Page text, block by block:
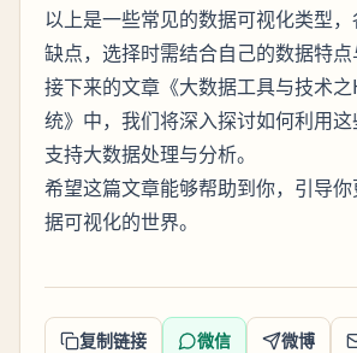
以上是一些常见的数据可视化类型
缺点，选择时需结合自己的数据特
接下来的文章《大数据工具与技术
统》中，我们将深入探讨如何利用
支持大数据处理与分析。
希望这篇文章能够帮助到你，引导
据可视化的世界。
复制链接 微信 微博